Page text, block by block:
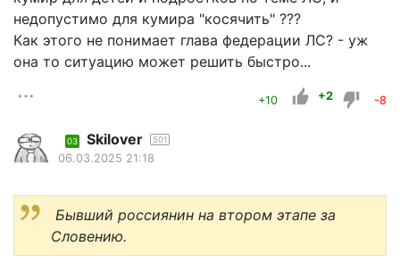
недопустимо для кумира "косячить" ???
Как этого не понимает глава федерации ЛС? - уж
она то ситуацию может решить быстро...
+10 +2 -8
03 Skilover 501
06.03.2025 21:18
Бывший россиянин на втором этапе за
Словению.